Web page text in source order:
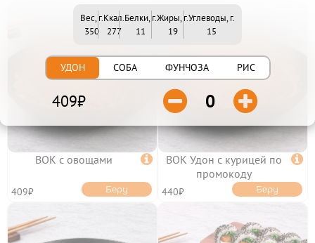
МИКС НАБОРЫ
ОТ БРЕНД ШЕФА
РОЛЛЫ И СУШИ 
РОЛЛЫ БЕЗ РИСА
ЗАПЕЧЕННЫЕ РОЛЛЫ
ХОЛОДНЫЕ РОЛЛЫ
ПИЦЦА
САЛАТЫ И ГОРЯЧЕЕ
ВОК с овощами 
409₽ Беру
ВОК Удон с курицей по
промокоду

440₽ Беру
Вес, г.
350
Ккал.
277
Белки, г.
11
Жиры, г.
19
Углеводы, г.
15
УДОН СОБА ФУНЧОЗА РИС
409₽  0 